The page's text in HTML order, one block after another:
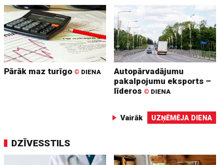
Pārāk maz turīgo © DIENA
Autopārvadājumu
pakalpojumu eksports –
līderos © DIENA
Vairāk UZŅĒMĒJA DIENA
DZĪVESSTILS